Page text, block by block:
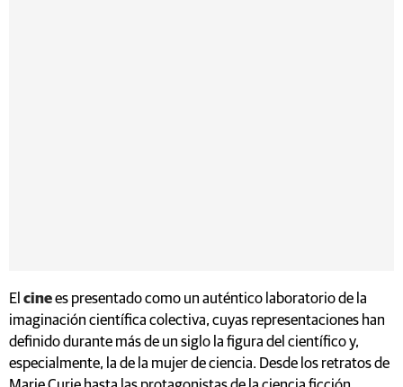
El cinees presentado como un auténtico laboratorio de la
imaginación científica colectiva, cuyas representaciones han
definido durante más de un siglo la figura del científico y,
especialmente, la de la mujer de ciencia. Desde los retratos de